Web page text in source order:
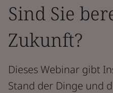
Sind Sie
Zukunft?
Dieses Webinar gibt
Stand der Dinge und